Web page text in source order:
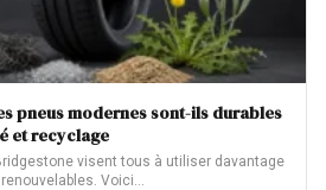
pneus modernes sont-ils durables
et recyclage
visent tous à utiliser davantage
Voici…